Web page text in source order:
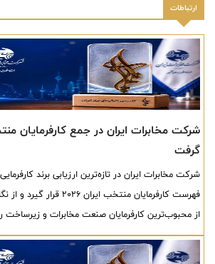
ارتباطات
گرفت
شرکت مخابرات ایران در تازه‌ترین ارزیابی برند
فهرست کارفرمایان منتخب
از محبوب‌ترین کارفرمایان صنعت مخابرات و زیرساخت